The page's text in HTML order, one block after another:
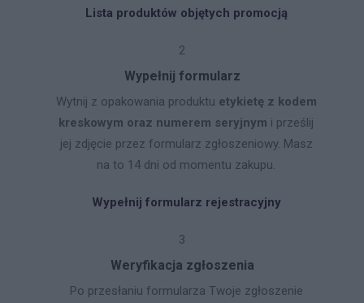
Lista produktów objętych promocją
2
Wypełnij formularz
Wytnij z opakowania produktu etykietę z kodem
kreskowym oraz numerem seryjnym i prześlij
jej zdjęcie przez formularz zgłoszeniowy. Masz
na to 14 dni od momentu zakupu.
Wypełnij formularz rejestracyjny
3
Weryfikacja zgłoszenia
Po przesłaniu formularza Twoje zgłoszenie